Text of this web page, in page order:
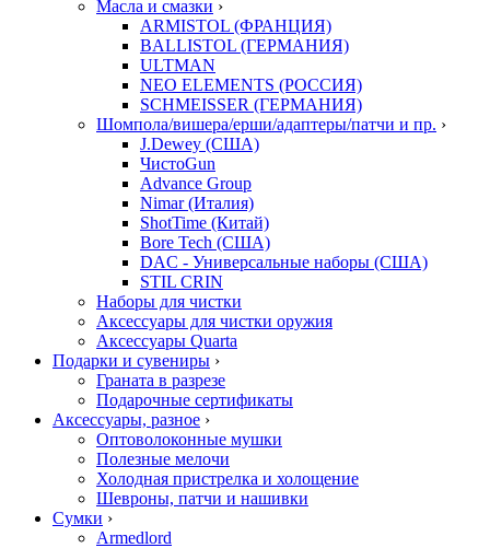
Масла и смазки ›
ARMISTOL (ФРАНЦИЯ)
BALLISTOL (ГЕРМАНИЯ)
ULTMAN
NEO ELEMENTS (РОССИЯ)
SCHMEISSER (ГЕРМАНИЯ)
Шомпола/вишера/ерши/адаптеры/патчи и пр. ›
J.Dewey (США)
ЧистоGun
Advance Group
Nimar (Италия)
ShotTime (Китай)
Bore Tech (США)
DAC - Универсальные наборы (США)
STIL CRIN
Наборы для чистки
Аксессуары для чистки оружия
Аксессуары Quarta
Подарки и сувениры ›
Граната в разрезе
Подарочные сертификаты
Аксессуары, разное ›
Оптоволоконные мушки
Полезные мелочи
Холодная пристрелка и холощение
Шевроны, патчи и нашивки
Сумки ›
Armedlord